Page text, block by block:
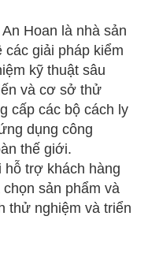
Hoan là nhà sản
các giải pháp kiểm
kỹ thuật sâu
và cơ sở thử
cấp các bộ cách ly
dụng công
thế giới.
trợ khách hàng
sản phẩm và
thử nghiệm và triển